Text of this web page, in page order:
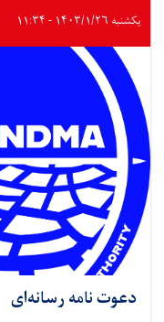
یکشنبه ۱۴۰۳/۱/۲۶ - ۱۱:۳۴
دعوت نامه رسانه‌ای